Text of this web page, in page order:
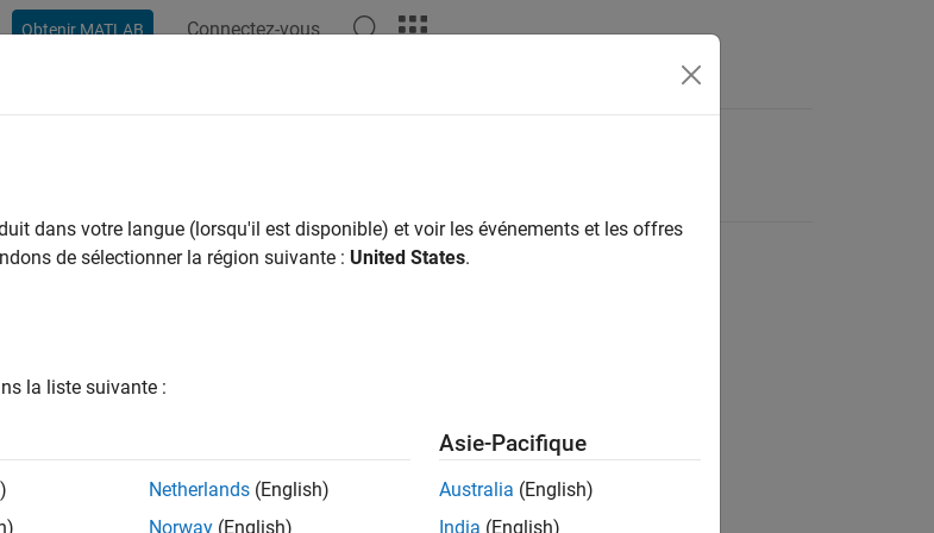
Obtenir MATLAB Connectez-vous
dans votre langue (lorsqu'il est disponible) et voir les événements et les offres
de sélectionner la région suivante : United States.
la liste suivante :
Netherlands (English)
Norway (English)
Asie-Pacifique
Australia (English)
India (English)